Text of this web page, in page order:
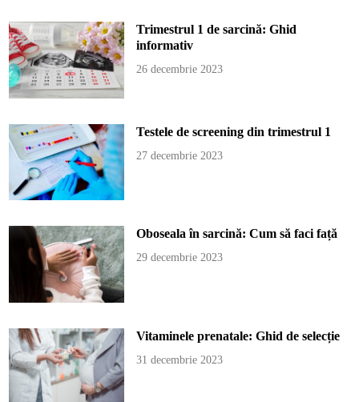
Trimestrul 1 de sarcină: Ghid
informativ
26 decembrie 2023
Testele de screening din trimestrul 1
27 decembrie 2023
Oboseala în sarcină: Cum să faci față
29 decembrie 2023
Vitaminele prenatale: Ghid de selecție
31 decembrie 2023